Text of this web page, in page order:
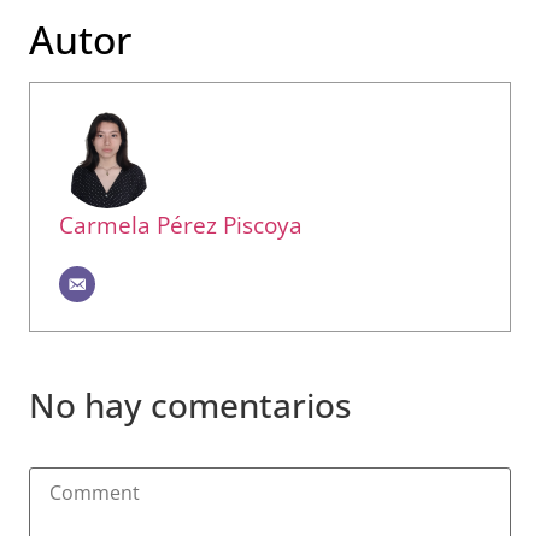
Autor
Carmela Pérez Piscoya
No hay comentarios